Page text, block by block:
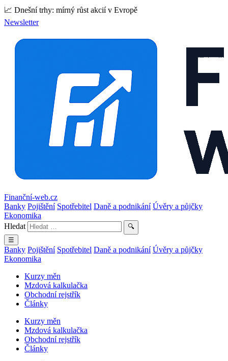
📈 Dnešní trhy: mírný růst akcií v Evropě
Newsletter
Finanční-web.cz
Banky Pojištění Spotřebitel Daně a podnikání Úvěry a půjčky
Ekonomika
Hledat
🔍
☰
Banky Pojištění Spotřebitel Daně a podnikání Úvěry a půjčky
Ekonomika
Kurzy měn
Mzdová kalkulačka
Obchodní rejstřík
Články
Kurzy měn
Mzdová kalkulačka
Obchodní rejstřík
Články